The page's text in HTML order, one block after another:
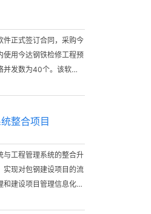
件正式签订合同，采购今
使用今达钢铁检修工程预
并发数为40个。该软件
备检修工程预算定额站
售后服务。
整合项目
与工程管理系统的整合升
实现对包钢建设项目的流
建设项目管理信息化的